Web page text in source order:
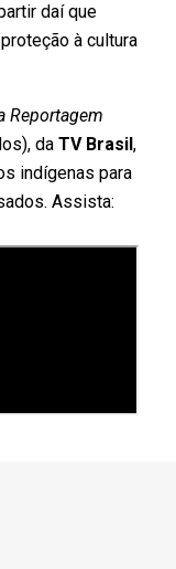
daí que
à cultura
Reportagem
da TV Brasil,
indígenas para
Assista: